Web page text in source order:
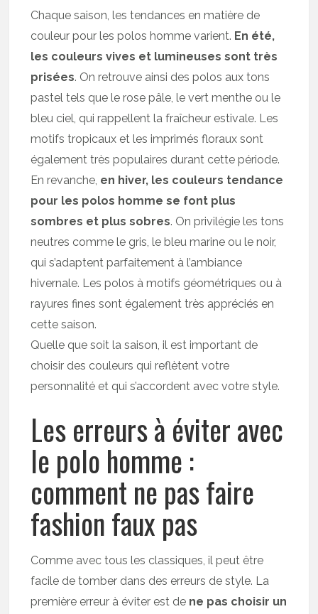
Chaque saison, les tendances en matière de
couleur pour les polos homme varient. En été,
les couleurs vives et lumineuses sont très
prisées. On retrouve ainsi des polos aux tons
pastel tels que le rose pâle, le vert menthe ou le
bleu ciel, qui rappellent la fraîcheur estivale. Les
motifs tropicaux et les imprimés floraux sont
également très populaires durant cette période.
En revanche, en hiver, les couleurs tendance
pour les polos homme se font plus
sombres et plus sobres. On privilégie les tons
neutres comme le gris, le bleu marine ou le noir,
qui s’adaptent parfaitement à l’ambiance
hivernale. Les polos à motifs géométriques ou à
rayures fines sont également très appréciés en
cette saison.
Quelle que soit la saison, il est important de
choisir des couleurs qui reflètent votre
personnalité et qui s’accordent avec votre style.
Les erreurs à éviter avec
le polo homme :
comment ne pas faire
fashion faux pas
Comme avec tous les classiques, il peut être
facile de tomber dans des erreurs de style. La
première erreur à éviter est de ne pas choisir un